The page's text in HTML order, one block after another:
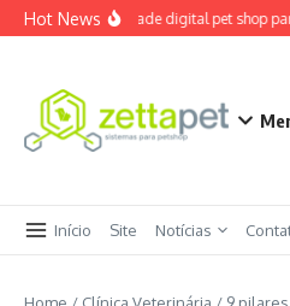
Ir para o conteúdo
Hot NewsMaturidade digital pet shop
Início Site Notícias